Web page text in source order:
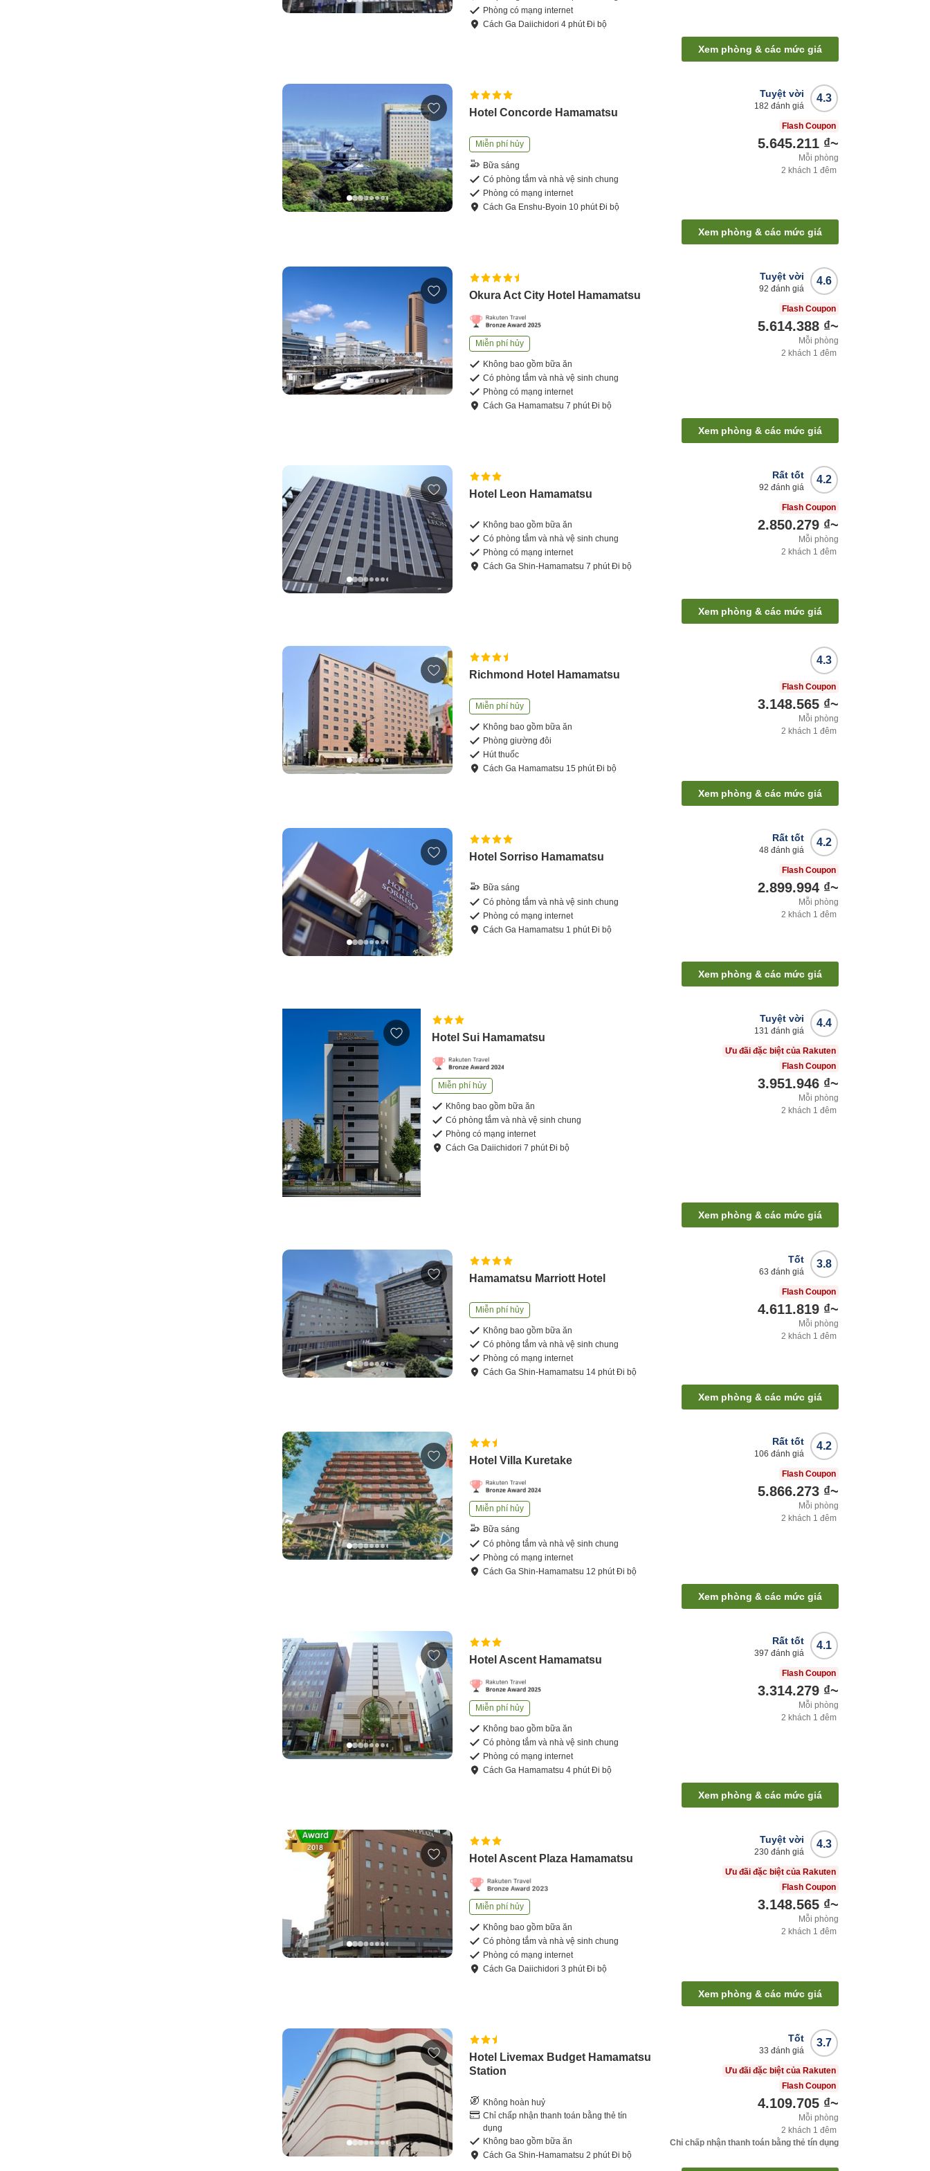
Phòng có mạng internet
CáchGa Daiichidori4 phútĐi bộ
Xem phòng & các mức giá
Hotel Concorde Hamamatsu
Miễn phí hủy
Bữa sáng
Có phòng tắm và nhà vệ sinh chung
Phòng có mạng internet
CáchGa Enshu-Byoin 10 phútĐi bộ
4.3
Tuyệt vời
182 đánh giá
Flash Coupon
5.645.211 ₫~
Mỗi phòng
2 khách 1 đêm
Xem phòng & các mức giá
Okura Act City Hotel Hamamatsu
Miễn phí hủy
Không bao gồm bữa ăn
Có phòng tắm và nhà vệ sinh chung
Phòng có mạng internet
CáchGa Hamamatsu7 phútĐi bộ
4.6
Tuyệt vời
92 đánh giá
Flash Coupon
5.614.388 ₫~
Mỗi phòng
2 khách 1 đêm
Xem phòng & các mức giá
Hotel Leon Hamamatsu
Không bao gồm bữa ăn
Có phòng tắm và nhà vệ sinh chung
Phòng có mạng internet
CáchGa Shin-Hamamatsu7 phútĐi bộ
4.2
Rất tốt
92 đánh giá
Flash Coupon
2.850.279 ₫~
Mỗi phòng
2 khách 1 đêm
Xem phòng & các mức giá
Richmond Hotel Hamamatsu
Miễn phí hủy
Không bao gồm bữa ăn
Phòng giường đôi
Hút thuốc
CáchGa Hamamatsu 15 phútĐi bộ
4.3
Flash Coupon
3.148.565 ₫~
Mỗi phòng
2 khách 1 đêm
Xem phòng & các mức giá
Hotel Sorriso Hamamatsu
Bữa sáng
Có phòng tắm và nhà vệ sinh chung
Phòng có mạng internet
CáchGa Hamamatsu 1 phútĐi bộ
4.2
Rất tốt
48 đánh giá
Flash Coupon
2.899.994 ₫~
Mỗi phòng
2 khách 1 đêm
Xem phòng & các mức giá
Hotel Sui Hamamatsu
Miễn phí hủy
Không bao gồm bữa ăn
Có phòng tắm và nhà vệ sinh chung
Phòng có mạng internet
CáchGa Daiichidori7 phútĐi bộ
4.4
Tuyệt vời
131 đánh giá
Ưu đãi đặc biệt của Rakuten
Flash Coupon
3.951.946 ₫~
Mỗi phòng
2 khách 1 đêm
Xem phòng & các mức giá
Hamamatsu Marriott Hotel
Miễn phí hủy
Không bao gồm bữa ăn
Có phòng tắm và nhà vệ sinh chung
Phòng có mạng internet
CáchGa Shin-Hamamatsu 14 phútĐi bộ
3.8
Tốt
63 đánh giá
Flash Coupon
4.611.819 ₫~
Mỗi phòng
2 khách 1 đêm
Xem phòng & các mức giá
Hotel Villa Kuretake
Miễn phí hủy
Bữa sáng
Có phòng tắm và nhà vệ sinh chung
Phòng có mạng internet
CáchGa Shin-Hamamatsu 12 phútĐi bộ
4.2
Rất tốt
106 đánh giá
Flash Coupon
5.866.273 ₫~
Mỗi phòng
2 khách 1 đêm
Xem phòng & các mức giá
Hotel Ascent Hamamatsu
Miễn phí hủy
Không bao gồm bữa ăn
Có phòng tắm và nhà vệ sinh chung
Phòng có mạng internet
CáchGa Hamamatsu4 phútĐi bộ
4.1
Rất tốt
397 đánh giá
Flash Coupon
3.314.279 ₫~
Mỗi phòng
2 khách 1 đêm
Xem phòng & các mức giá
Hotel Ascent Plaza Hamamatsu
Miễn phí hủy
Không bao gồm bữa ăn
Có phòng tắm và nhà vệ sinh chung
Phòng có mạng internet
CáchGa Daiichidori3 phútĐi bộ
4.3
Tuyệt vời
230 đánh giá
Ưu đãi đặc biệt của Rakuten
Flash Coupon
3.148.565 ₫~
Mỗi phòng
2 khách 1 đêm
Xem phòng & các mức giá
Hotel Livemax Budget Hamamatsu
Station
Không hoàn huỷ
Chỉ chấp nhận thanh toán bằng thẻ tín
dụng
Không bao gồm bữa ăn
CáchGa Shin-Hamamatsu2 phútĐi bộ
3.7
Tốt
33 đánh giá
Ưu đãi đặc biệt của Rakuten
Flash Coupon
4.109.705 ₫~
Mỗi phòng
2 khách 1 đêm
Chỉ chấp nhận thanh toán bằng thẻ tín dụng